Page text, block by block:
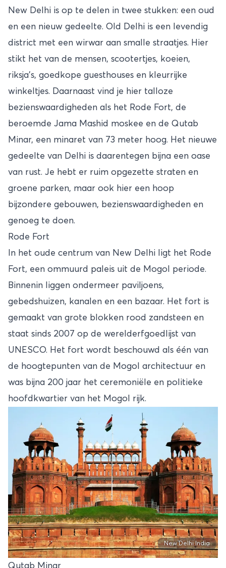
New Delhi is op te delen in twee stukken: een oud
en een nieuw gedeelte. Old Delhi is een levendig
district met een wirwar aan smalle straatjes. Hier
stikt het van de mensen, scootertjes, koeien,
riksja’s, goedkope guesthouses en kleurrijke
winkeltjes. Daarnaast vind je hier talloze
bezienswaardigheden als het Rode Fort, de
beroemde Jama Mashid moskee en de Qutab
Minar, een minaret van 73 meter hoog. Het nieuwe
gedeelte van Delhi is daarentegen bijna een oase
van rust. Je hebt er ruim opgezette straten en
groene parken, maar ook hier een hoop
bijzondere gebouwen, bezienswaardigheden en
genoeg te doen.
Rode Fort
In het oude centrum van New Delhi ligt het Rode
Fort, een ommuurd paleis uit de Mogol periode.
Binnenin liggen ondermeer paviljoens,
gebedshuizen, kanalen en een bazaar. Het fort is
gemaakt van grote blokken rood zandsteen en
staat sinds 2007 op de werelderfgoedlijst van
UNESCO. Het fort wordt beschouwd als één van
de hoogtepunten van de Mogol architectuur en
was bijna 200 jaar het ceremoniële en politieke
hoofdkwartier van het Mogol rijk.
New Delhi India
Qutab Minar